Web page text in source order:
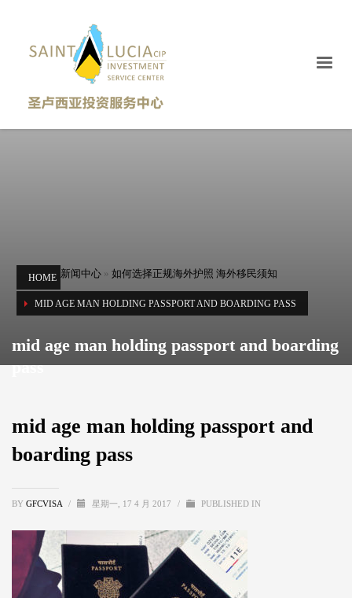
HOME 新闻中心 » 如何选择正规海外护照 海外移民须知
MID AGE MAN HOLDING PASSPORT AND BOARDING PASS
mid age man holding passport and boarding
pass
mid age man holding passport and
boarding pass
BY GFCVISA / 星期一, 17 4 月 2017 / PUBLISHED IN